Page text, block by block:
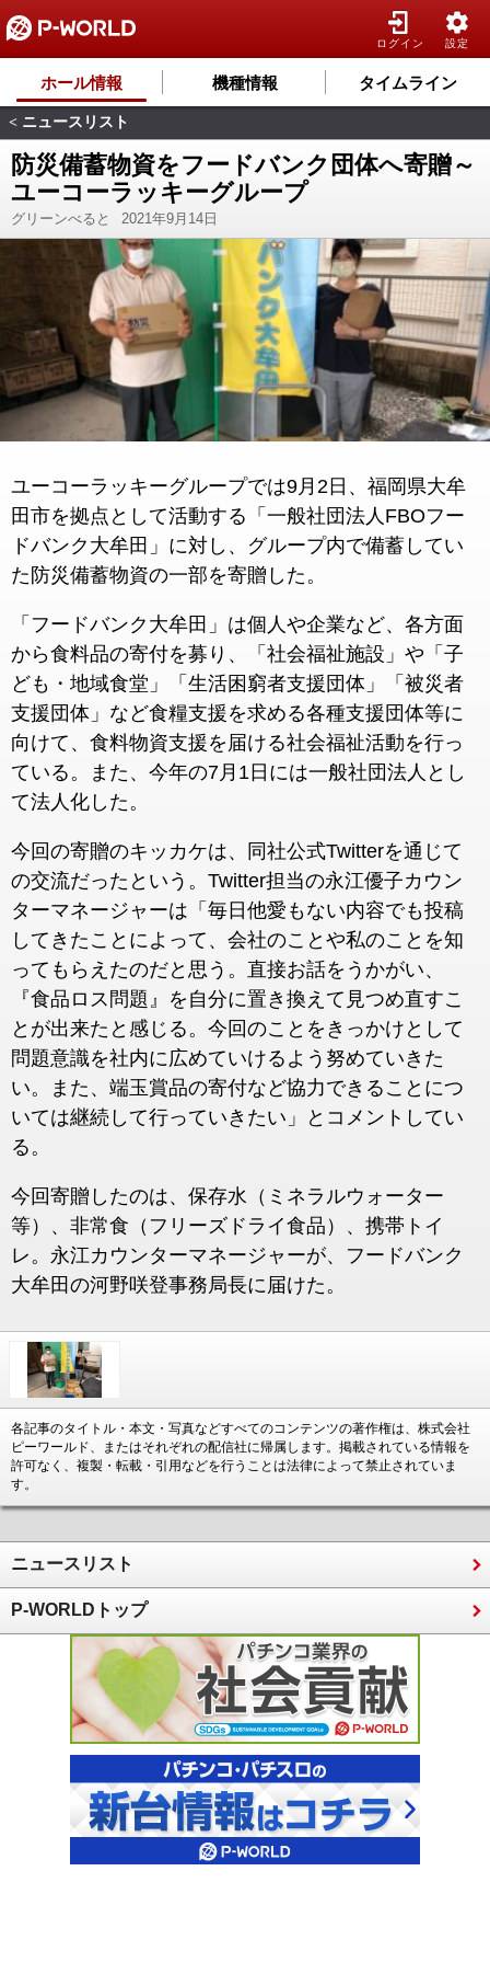
ログイン 設定
ホール情報 機種情報 タイムライン
< ニュースリスト
防災備蓄物資をフードバンク団体へ寄贈～
ユーコーラッキーグループ
グリーンべると 2021年9月14日
ユーコーラッキーグループでは9月2日、福岡県大牟
田市を拠点として活動する「一般社団法人FBOフー
ドバンク大牟田」に対し、グループ内で備蓄してい
た防災備蓄物資の一部を寄贈した。
「フードバンク大牟田」は個人や企業など、各方面
から食料品の寄付を募り、「社会福祉施設」や「子
ども・地域食堂」「生活困窮者支援団体」「被災者
支援団体」など食糧支援を求める各種支援団体等に
向けて、食料物資支援を届ける社会福祉活動を行っ
ている。また、今年の7月1日には一般社団法人とし
て法人化した。
今回の寄贈のキッカケは、同社公式Twitterを通じて
の交流だったという。Twitter担当の永江優子カウン
ターマネージャーは「毎日他愛もない内容でも投稿
してきたことによって、会社のことや私のことを知
ってもらえたのだと思う。直接お話をうかがい、
『食品ロス問題』を自分に置き換えて見つめ直すこ
とが出来たと感じる。今回のことをきっかけとして
問題意識を社内に広めていけるよう努めていきた
い。また、端玉賞品の寄付など協力できることにつ
いては継続して行っていきたい」とコメントしてい
る。
今回寄贈したのは、保存水（ミネラルウォーター
等）、非常食（フリーズドライ食品）、携帯トイ
レ。永江カウンターマネージャーが、フードバンク
大牟田の河野咲登事務局長に届けた。
各記事のタイトル・本文・写真などすべてのコンテンツの著作権は、株式会社
ピーワールド、またはそれぞれの配信社に帰属します。掲載されている情報を
許可なく、複製・転載・引用などを行うことは法律によって禁止されていま
す。
ニュースリスト
P-WORLDトップ